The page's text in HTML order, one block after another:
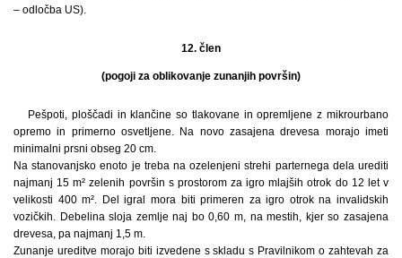
– odločba US).
12. člen
(pogoji za oblikovanje zunanjih površin)
Pešpoti, ploščadi in klančine so tlakovane in opremljene z mikrourbano
opremo in primerno osvetljene. Na novo zasajena drevesa morajo imeti
minimalni prsni obseg 20 cm.
Na stanovanjsko enoto je treba na ozelenjeni strehi parternega dela urediti
najmanj 15 m² zelenih površin s prostorom za igro mlajših otrok do 12 let v
velikosti 400 m². Del igral mora biti primeren za igro otrok na invalidskih
vozičkih. Debelina sloja zemlje naj bo 0,60 m, na mestih, kjer so zasajena
drevesa, pa najmanj 1,5 m.
Zunanje ureditve morajo biti izvedene s skladu s Pravilnikom o zahtevah za